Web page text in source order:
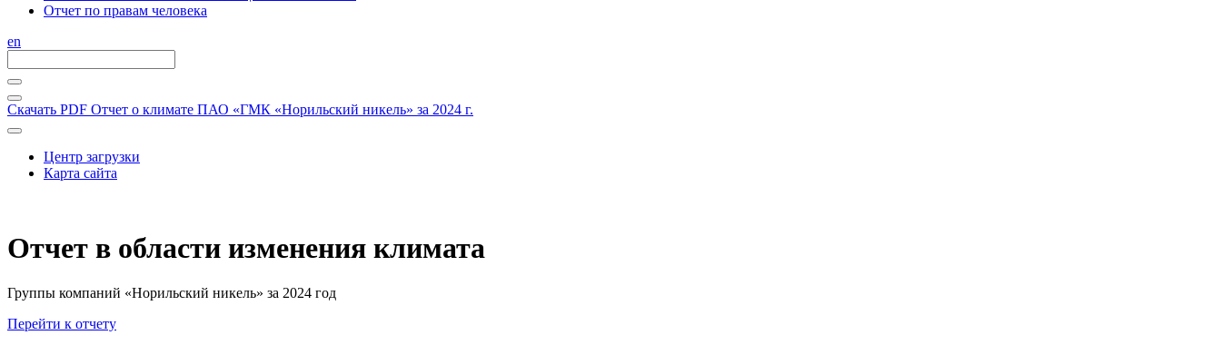
Отчет по правам человека
en
Скачать PDF Отчет о климате ПАО «ГМК «Норильский никель» за 2024 г.
Центр загрузки
Карта сайта
Отчет в области изменения климата
Группы компаний «Норильский никель» за 2024 год
Перейти к отчету